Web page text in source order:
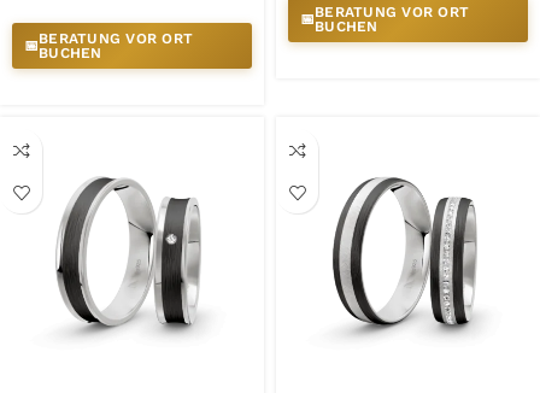
📅BERATUNG VOR ORT
BUCHEN
📅BERATUNG VOR ORT
BUCHEN